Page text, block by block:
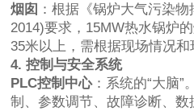
烟囱 ：根据《锅炉大气污染
2014)要求，15MW热水锅炉
35米以上，需根据现场情况和
4. 控制与安全系统
PLC控制中心：系统的“大脑”
制、参数调节、故障诊断、